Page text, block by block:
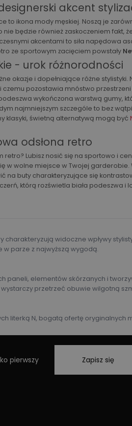
akcent
to ikona mody męskiej. Noszą je
nie będzie również zaskoczeniem
akcentami to siła napędowa
ze sportowym zacięciem powstały
- urok różnorodności
okazje i dopełniające różne
pozostawia mnóstwo
wykończona warstwą gumy,
najmniejszym szczególe to bez
klasyki, świetną alternatywą mogą być
odsłona retro
Lubisz nosić się na sportowo i
w wolne miejsce w Twojej
na buty charakteryzujące się
którą rozświetla biała podeszwa i
charakteryzują widoczne wpływy
w parze z najwyższą wygodą.
paneli, elementów skórzanych i
przetrzeć obuwie wilgotną
literką N, bogatą ofertę
pierwszy Zapisz się